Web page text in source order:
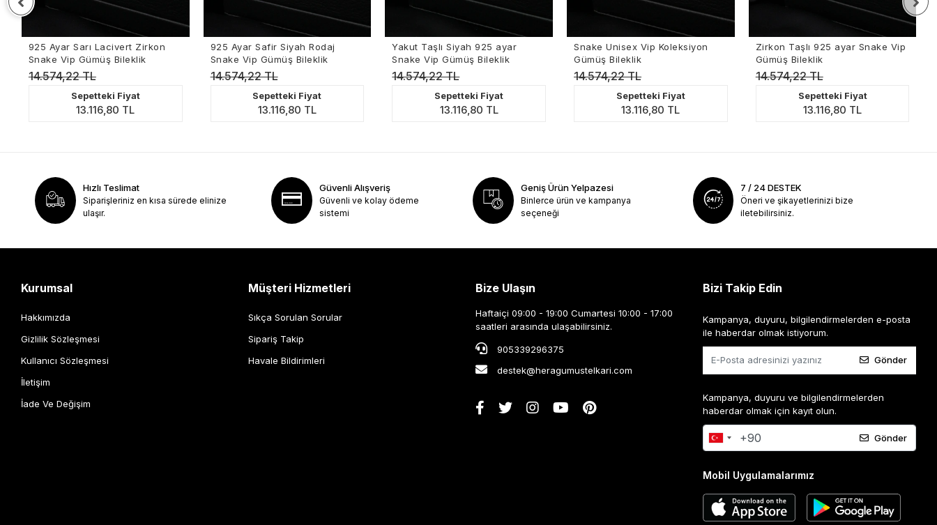
925 Ayar Sarı Lacivert Zirkon
Snake Vip Gümüş Bileklik
14.574,22 TL
Sepetteki Fiyat
13.116,80 TL
925 Ayar Safir Siyah Rodaj
Snake Vip Gümüş Bileklik
14.574,22 TL
Sepetteki Fiyat
13.116,80 TL
Yakut Taşlı Siyah 925 ayar
Snake Vip Gümüş Bileklik
14.574,22 TL
Sepetteki Fiyat
13.116,80 TL
Snake Unisex Vip Koleksiyon
Gümüş Bileklik
14.574,22 TL
Sepetteki Fiyat
13.116,80 TL
Zirkon Taşlı 925 ayar Snake Vip
Gümüş Bileklik
14.574,22 TL
Sepetteki Fiyat
13.116,80 TL
Hızlı Teslimat
Siparişleriniz en kısa sürede elinize
ulaşır.
Güvenli Alışveriş
Güvenli ve kolay ödeme
sistemi
Geniş Ürün Yelpazesi
Binlerce ürün ve kampanya
seçeneği
7 / 24 DESTEK
Öneri ve şikayetlerinizi bize
iletebilirsiniz.
Kurumsal
Hakkımızda
Gizlilik Sözleşmesi
Kullanıcı Sözleşmesi
İletişim
İade Ve Değişim
Müşteri Hizmetleri
Sıkça Sorulan Sorular
Sipariş Takip
Havale Bildirimleri
Bize Ulaşın
Haftaiçi 09:00 - 19:00 Cumartesi 10:00 - 17:00
saatleri arasında ulaşabilirsiniz.
905339296375
destek@heragumustelkari.com
Bizi Takip Edin
Kampanya, duyuru, bilgilendirmelerden e-posta
ile haberdar olmak istiyorum.
Gönder
Kampanya, duyuru ve bilgilendirmelerden
haberdar olmak için kayıt olun.
Gönder
Mobil Uygulamalarımız